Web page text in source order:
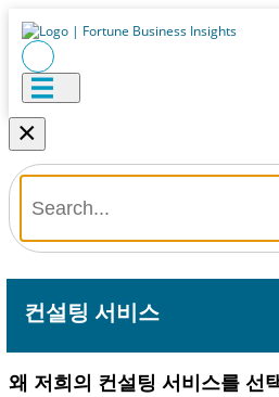
×
컨설팅 서비스
왜 저희의 컨설팅 서비스를 선